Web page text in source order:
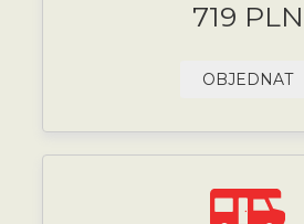
719 PLN
OBJEDNAT